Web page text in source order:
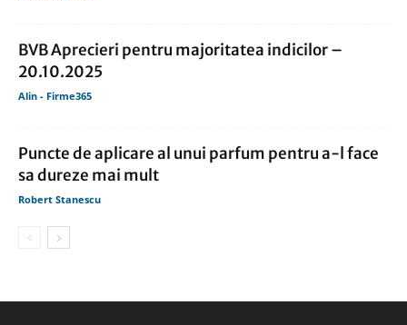
BVB Aprecieri pentru majoritatea indicilor –
20.10.2025
Alin - Firme365
Puncte de aplicare al unui parfum pentru a-l face
sa dureze mai mult
Robert Stanescu